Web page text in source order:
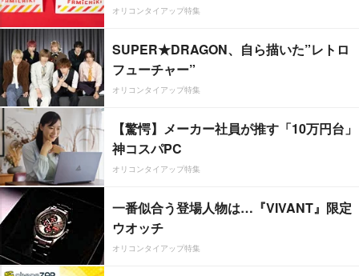
オリコンタイアップ特集
SUPER★DRAGON、自ら描いた”レトロ
フューチャー”
オリコンタイアップ特集
【驚愕】メーカー社員が推す「10万円台」
神コスパPC
オリコンタイアップ特集
一番似合う登場人物は…『VIVANT』限定
ウオッチ
オリコンタイアップ特集